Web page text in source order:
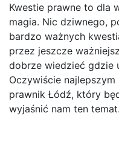
Kwestie prawne to dla
magia. Nic dziwnego,
bardzo ważnych
przez jeszcze
dobrze wiedzieć gdzie
Oczywiście
prawnik Łódź, który
wyjaśnić nam ten